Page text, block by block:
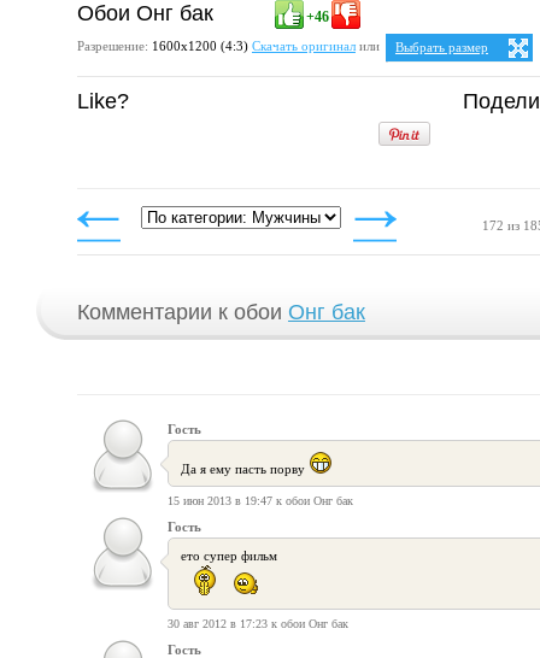
Обои Онг бак +46
Разрешение: 1600х1200 (4:3) Скачать оригиналили
Выбрать размер
Ваше разрешение:Не
1280x1024
1600x1280
4:3
1600x1200
Like?
172 из
Комментарии к обои Онг бак
Гость
Да я ему пасть порву
15 июн 2013 в 19:47 к обои Онг бак
Гость
ето супер фильм
30 авг 2012 в 17:23 к обои Онг бак
Гость